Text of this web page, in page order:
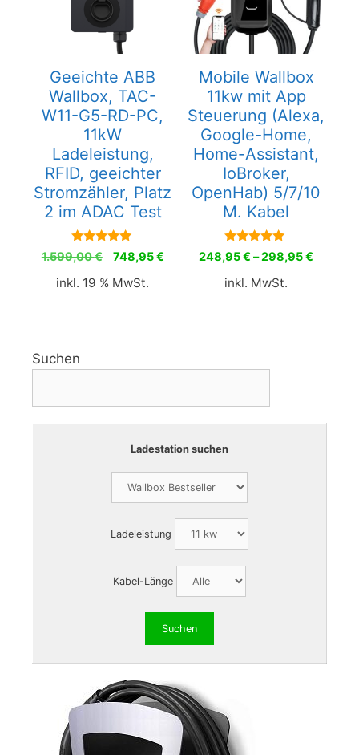
Geeichte ABB
Wallbox, TAC-
W11-G5-RD-PC,
11kW
Ladeleistung,
RFID, geeichter
Stromzähler, Platz
2 im ADAC Test
5.00
von 5
1.599,00€
Ursprünglicher
war:
748,95€Aktueller
inkl. 19 % MwSt.
Mobile Wallbox
11kw mit App
Steuerung (Alexa,
Google-Home,
Home-Assistant,
IoBroker,
OpenHab) 5/7/10
M. Kabel
5.00
von 5
248,95€ –298,95€
inkl. MwSt.
Suchen
Ladestation suchen
Ladeleistung
Kabel-Länge